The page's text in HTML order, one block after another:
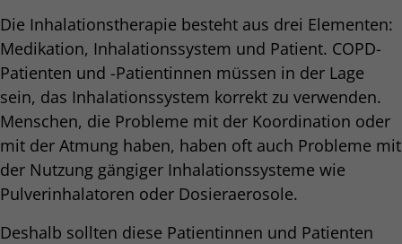
Die Inhalationstherapie besteht aus drei Elementen:
Medikation, Inhalationssystem und Patient. COPD-
Patienten und -Patientinnen müssen in der Lage
sein, das Inhalationssystem korrekt zu verwenden.
Menschen, die Probleme mit der Koordination oder
mit der Atmung haben, haben oft auch Probleme mit
der Nutzung gängiger Inhalationssysteme wie
Pulverinhalatoren oder Dosieraerosole.
Deshalb sollten diese Patientinnen und Patienten